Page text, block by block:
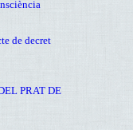
de decret
PRAT DE